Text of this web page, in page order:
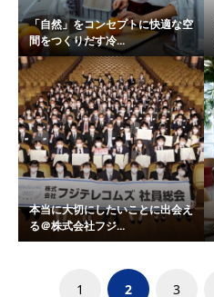
「自然」をコンセプトに快適な空
間をつくりだす冷...
本当に大切にしたいことに出会え
る＠株式会社フジ...
1 2 3